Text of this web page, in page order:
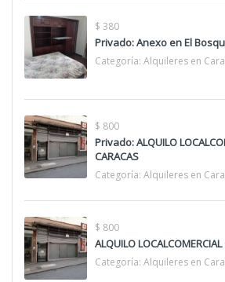
$ 380
Privado: Anexo en El
Categoría: Alquileres en
$ 800
Privado: ALQUILO
CARACAS
Categoría: Alquileres en
$ 800
ALQUILO LOCALCOMERCIAL
Categoría: Alquileres en